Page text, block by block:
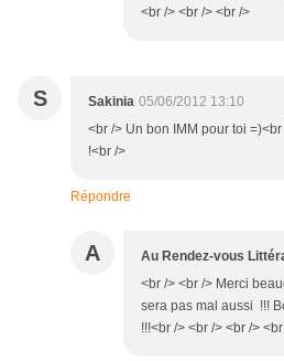
<br /> <br /> <br />
S Sakinia 05/06/2012 13:10
<br /> Un bon IMM pour toi
!<br />
Répondre
A Au Rendez-vous
<br /> <br /> Merci
sera pas mal aussi !!!
!!!<br /> <br /> <br />